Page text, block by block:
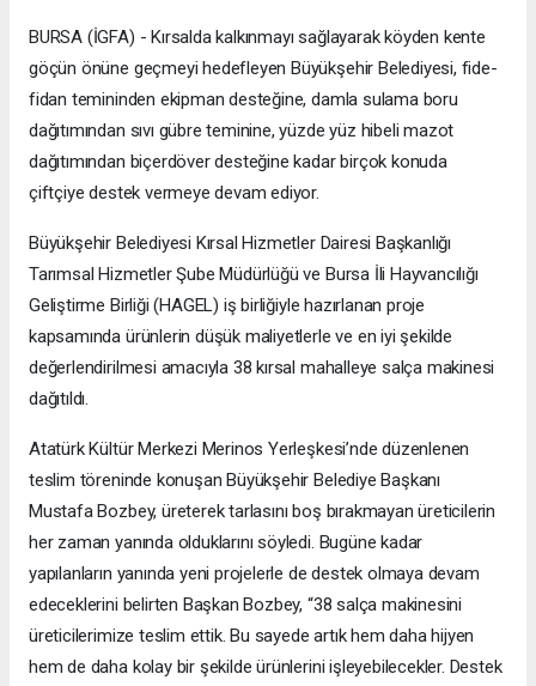
BURSA (İGFA) - Kırsalda kalkınmayı sağlayarak köyden kente
göçün önüne geçmeyi hedefleyen Büyükşehir Belediyesi, fide-
fidan temininden ekipman desteğine, damla sulama boru
dağıtımından sıvı gübre teminine, yüzde yüz hibeli mazot
dağıtımından biçerdöver desteğine kadar birçok konuda
çiftçiye destek vermeye devam ediyor.
Büyükşehir Belediyesi Kırsal Hizmetler Dairesi Başkanlığı
Tarımsal Hizmetler Şube Müdürlüğü ve Bursa İli Hayvancılığı
Geliştirme Birliği (HAGEL) iş birliğiyle hazırlanan proje
kapsamında ürünlerin düşük maliyetlerle ve en iyi şekilde
değerlendirilmesi amacıyla 38 kırsal mahalleye salça makinesi
dağıtıldı.
Atatürk Kültür Merkezi Merinos Yerleşkesi’nde düzenlenen
teslim töreninde konuşan Büyükşehir Belediye Başkanı
Mustafa Bozbey, üreterek tarlasını boş bırakmayan üreticilerin
her zaman yanında olduklarını söyledi. Bugüne kadar
yapılanların yanında yeni projelerle de destek olmaya devam
edeceklerini belirten Başkan Bozbey, “38 salça makinesini
üreticilerimize teslim ettik. Bu sayede artık hem daha hijyen
hem de daha kolay bir şekilde ürünlerini işleyebilecekler. Destek